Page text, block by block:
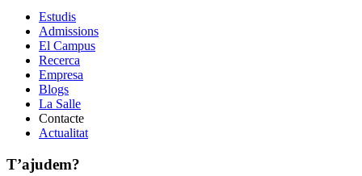
Estudis
Admissions
El Campus
Recerca
Empresa
Blogs
La Salle
Contacte
Actualitat
T’ajudem?